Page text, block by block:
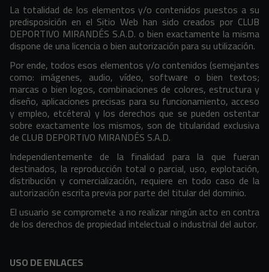
La totalidad de los elementos y/o contenidos puestos a su
predisposición en el Sitio Web han sido creados por CLUB
DEPORTIVO MIRANDÉS S.A.D. o bien exactamente la misma
dispone de una licencia o bien autorización para su utilización.
Por ende, todos esos elementos y/o contenidos (semejantes
como: imágenes, audio, vídeo, software o bien textos;
marcas o bien logos, combinaciones de colores, estructura y
diseño, aplicaciones precisas para su funcionamiento, acceso
y empleo, etcétera) y los derechos que se pueden ostentar
sobre exactamente los mismos, son de titularidad exclusiva
de CLUB DEPORTIVO MIRANDÉS S.A.D.
Independientemente de la finalidad para la que fueran
destinados, la reproducción total o parcial, uso, explotación,
distribución y comercialización, requiere en todo caso de la
autorización escrita previa por parte del titular del dominio.
El usuario se compromete a no realizar ningún acto en contra
de los derechos de propiedad intelectual o industrial del autor.
USO DE ENLACES